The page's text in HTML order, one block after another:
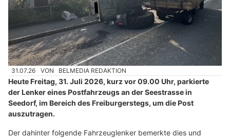
31.07.26 VON BELMEDIA REDAKTION
Heute Freitag, 31. Juli 2026, kurz vor 09.00 Uhr, parkierte
der Lenker eines Postfahrzeugs an der Seestrasse in
Seedorf, im Bereich des Freiburgerstegs, um die Post
auszutragen.
Der dahinter folgende Fahrzeuglenker bemerkte dies und